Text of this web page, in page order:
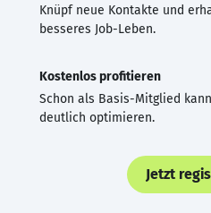
Knüpf neue Kontakte und
besseres Job-Leben.
Kostenlos profitieren
Schon als Basis-Mitglied
deutlich optimieren.
Jetzt